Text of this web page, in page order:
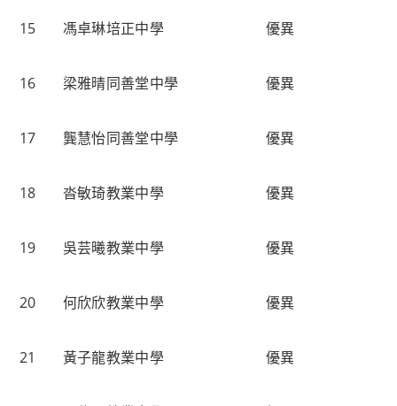
15 馮卓琳培正中學 優異
16 梁雅晴同善堂中學 優異
17 龔慧怡同善堂中學 優異
18 沓敏琦教業中學 優異
19 吳芸曦教業中學 優異
20 何欣欣教業中學 優異
21 黃子龍教業中學 優異